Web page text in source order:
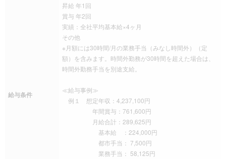
給与条件
昇給 年1回
賞与 年2回
実績：全社平均基本給×4ヶ月
その他
※月額には30時間/月の業務手当（みなし時間外）（定
額）を含みます。時間外勤務が30時間を超えた場合は、
時間外勤務手当を別途支給。
≪給与事例≫
例１ 想定年収：4,237,100円
年間賞与：761,600円
月給合計：289,625円
基本給 ：224,000円
都市手当： 7,500円
業務手当： 58,125円